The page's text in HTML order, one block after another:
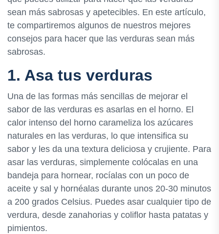
sean más sabrosas y apetecibles. En este artículo,
te compartiremos algunos de nuestros mejores
consejos para hacer que las verduras sean más
sabrosas.
1. Asa tus verduras
Una de las formas más sencillas de mejorar el
sabor de las verduras es asarlas en el horno. El
calor intenso del horno carameliza los azúcares
naturales en las verduras, lo que intensifica su
sabor y les da una textura deliciosa y crujiente. Para
asar las verduras, simplemente colócalas en una
bandeja para hornear, rocíalas con un poco de
aceite y sal y hornéalas durante unos 20-30 minutos
a 200 grados Celsius. Puedes asar cualquier tipo de
verdura, desde zanahorias y coliflor hasta patatas y
pimientos.